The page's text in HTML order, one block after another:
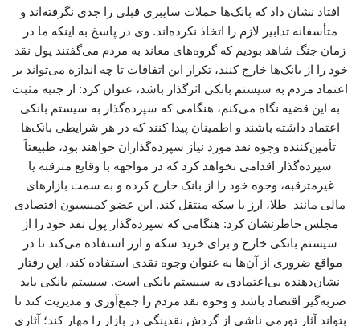
افتاد نشان داد که بانک‌ها حملات سایبری قبلی را جدی نگرفته‌اند و
متأسفانه تدابیر لازم را اتخاذ نکرده‌اند. وی در پاسخ به اینکه ما در
زمان جنگ شاهد بودیم که گروه‌های معاند به مردم می‌گفتند پول نقد
خود را از بانک‌ها خارج کنند، تکرار این اتفاقات تا چه اندازه می‌تواند بر
اعتماد مردم به سیستم بانکی اثرگذار باشد، عنوان کرد: از جنبه مثبت
به این قضیه نگاه می‌کنم، هنگامی که سپرده‌گذار به سیستم بانکی
اعتماد داشته باشند و اطمینان پیدا کنند که در هر شرایطی بانک‌ها
تأمین‌کننده وجوه نقد مورد نیاز سپرده‌گذاران خواهند بود، طبیعتاً
سپرده‌گذار اقدامی نخواهد کرد که در مواجهه با وقایع مترقبه یا
غیرمترقبه، وجوه خود را از بانک خارج کرده و به سمت بازارهای
مالی مانند طلا، ارز یا سکه منتقل کند. این عضو کمیسیون اقتصادی
مجلس خاطرنشان کرد: هنگامی که سپرده‌گذار پول نقد خود را از
سیستم بانکی خارج و برای خرید سکه و ارز استفاده می‌کند تا در
مواقع ضروری از آن‌ها به عنوان وجوه نقدی استفاده کند، این رفتار
نشان‌دهنده بی‌اعتمادی به سیستم بانکی است. سیستم بانکی باید
ضربه‌گیر اقتصاد باشد و وجوه نقد مردم را جمع‌آوری و مدیریت کند تا
بتواند آثار تورمی ناشی از گردش نقدینگی در بازار را مهار کند؛ آثاری